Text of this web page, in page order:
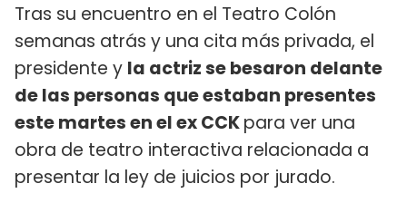
Tras su encuentro en el Teatro Colón
semanas atrás y una cita más privada, el
presidente y la actriz se besaron delante
de las personas que estaban presentes
este martes en el ex CCKpara ver una
obra de teatro interactiva relacionada a
presentar la ley de juicios por jurado.